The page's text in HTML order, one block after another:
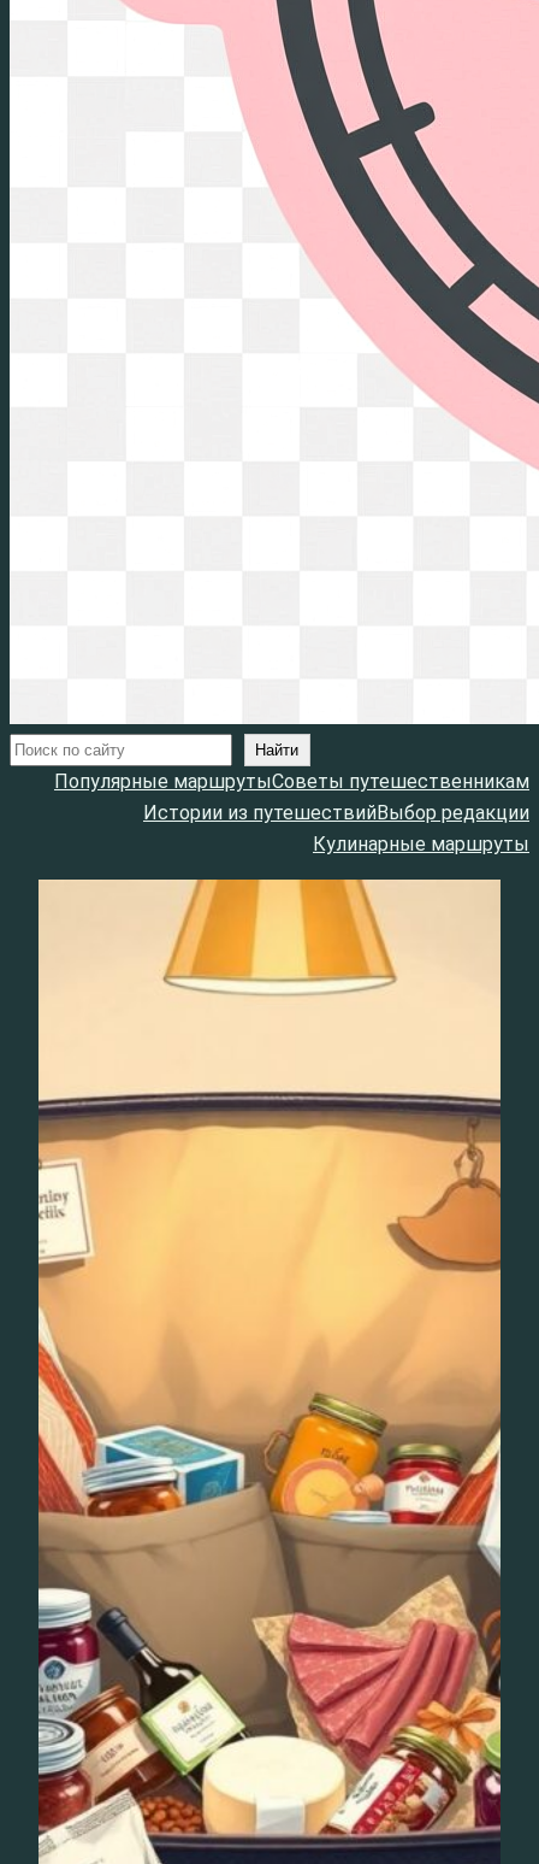
Поиск Найти
Популярные маршрутыСоветы путешественникам
Истории из путешествийВыбор редакции
Кулинарные маршруты